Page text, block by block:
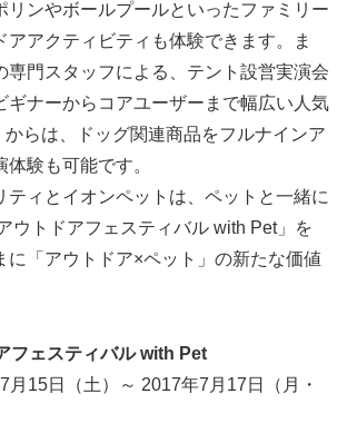
リンやボールプールといったファミリー
アアクティビティも体験できます。ま
専門スタッフによる、テント設営実演会
ギナーからコアユーザーまで幅広い人気
らは、ドッグ関連商品をフルナインア
験も可能です。
ティとイオンペットは、ペットと一緒に
ウトドアフェスティバル with Pet」を
に「アウトドア×ペット」の新たな価値
フェスティバル with Pet
月15日（土）～ 2017年7月17日（月・